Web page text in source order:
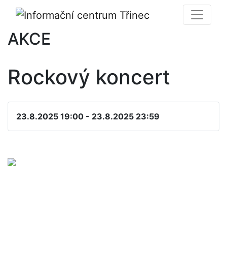
AKCE
Rockový koncert
23.8.2025 19:00 - 23.8.2025 23:59